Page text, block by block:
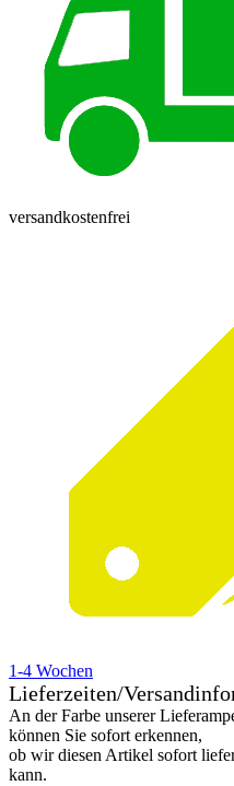
versandkostenfrei
1-4 Wochen
Lieferzeiten/
An der Farbe unserer
können Sie sofort erkennen,
ob wir diesen Artikel sofort
kann.